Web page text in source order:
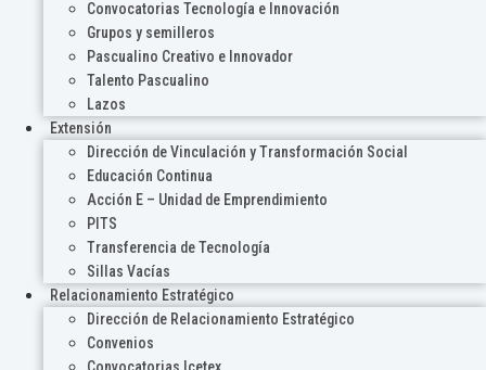
Convocatorias Tecnología e Innovación
Grupos y semilleros
Pascualino Creativo e Innovador
Talento Pascualino
Lazos
Extensión
Dirección de Vinculación y Transformación Social
Educación Continua
Acción E – Unidad de Emprendimiento
PITS
Transferencia de Tecnología
Sillas Vacías
Relacionamiento Estratégico
Dirección de Relacionamiento Estratégico
Convenios